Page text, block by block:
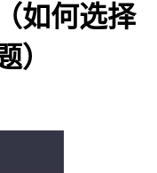
如何选择
）